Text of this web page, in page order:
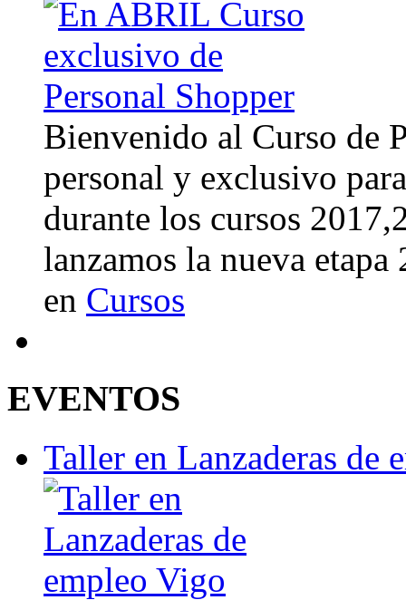
Bienvenido al Curso de
personal y exclusivo
durante los cursos
lanzamos la nueva
en Cursos
EVENTOS
Taller en Lanzaderas de